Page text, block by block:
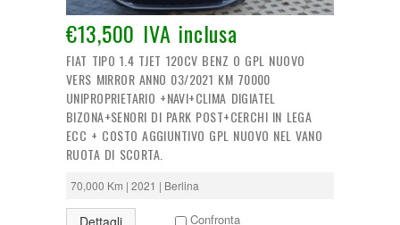
€13,500 IVA inclusa
FIAT TIPO 1.4 TJET 120CV BENZ O GPL NUOVO
VERS MIRROR ANNO 03/2021 KM 70000
UNIPROPRIETARIO +NAVI+CLIMA DIGIATEL
BIZONA+SENORI DI PARK POST+CERCHI IN LEGA
ECC + COSTO AGGIUNTIVO GPL NUOVO NEL VANO
RUOTA DI SCORTA.
70,000 Km | 2021 | Berlina
Dettagli Confronta